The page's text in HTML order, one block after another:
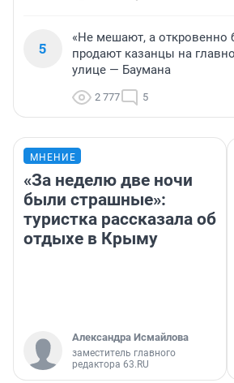
5
«Не мешают, а откровенно
продают казанцы на
улице — Баумана
2 777 5
МНЕНИЕ
«За неделю две ночи
были страшные»:
туристка рассказала об
отдыхе в Крыму
Александра Исмайлова
заместитель главного
редактора 63.RU